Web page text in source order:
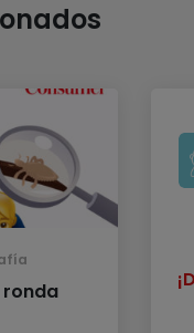
ronda